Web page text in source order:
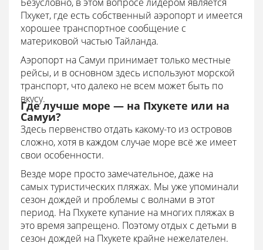
Безусловно, в этом вопросе лидером является
Пхукет, где есть собственный аэропорт и имеется
хорошее транспортное сообщение с
материковой частью Тайланда.
Аэропорт на Самуи принимает только местные
рейсы, и в основном здесь используют морской
транспорт, что далеко не всем может быть по
вкусу.
Где лучше море — на Пхукете или на
Самуи?
Здесь первенство отдать какому-то из островов
сложно, хотя в каждом случае море всё же имеет
свои особенности.
Везде море просто замечательное, даже на
самых туристических пляжах. Мы уже упоминали
сезон дождей и проблемы с волнами в этот
период. На Пхукете купание на многих пляжах в
это время запрещено. Поэтому отдых с детьми в
сезон дождей на Пхукете крайне нежелателен.